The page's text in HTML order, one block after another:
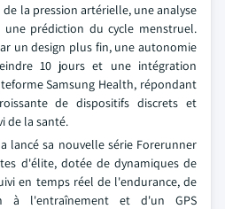
la pression artérielle, une analyse
prédiction du cycle menstruel.
un design plus fin, une autonomie
10 jours et une intégration
Samsung Health, répondant
de dispositifs discrets et
de la santé.
lancé sa nouvelle série Forerunner
d'élite, dotée de dynamiques de
en temps réel de l'endurance, de
à l'entraînement et d'un GPS